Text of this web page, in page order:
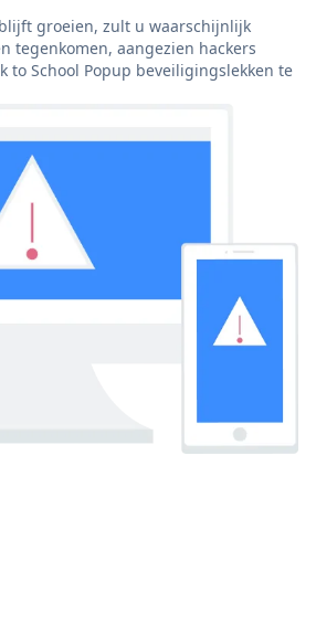
groeien, zult u waarschijnlijk
tegenkomen, aangezien hackers
to School Popup beveiligingslekken te